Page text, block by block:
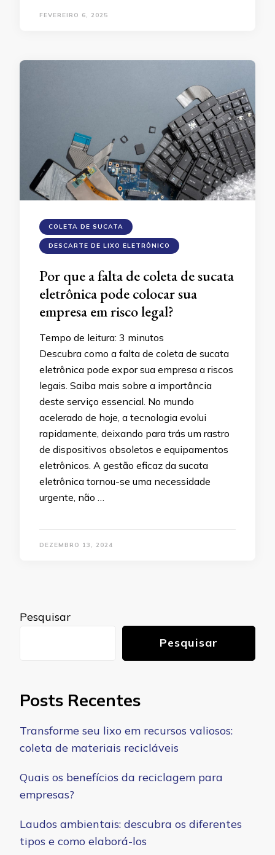
FEVEREIRO 6, 2025
COLETA DE SUCATA
DESCARTE DE LIXO ELETRÔNICO
Por que a falta de coleta de sucata
eletrônica pode colocar sua
empresa em risco legal?
Tempo de leitura: 3 minutos
Descubra como a falta de coleta de sucata
eletrônica pode expor sua empresa a riscos
legais. Saiba mais sobre a importância
deste serviço essencial. No mundo
acelerado de hoje, a tecnologia evolui
rapidamente, deixando para trás um rastro
de dispositivos obsoletos e equipamentos
eletrônicos. A gestão eficaz da sucata
eletrônica tornou-se uma necessidade
urgente, não …
DEZEMBRO 13, 2024
Pesquisar
Pesquisar
Posts Recentes
Transforme seu lixo em recursos valiosos:
coleta de materiais recicláveis
Quais os benefícios da reciclagem para
empresas?
Laudos ambientais: descubra os diferentes
tipos e como elaborá-los